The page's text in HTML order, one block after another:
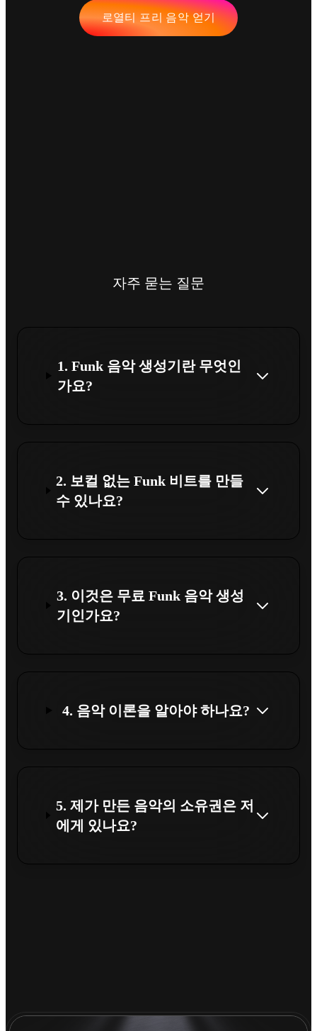
로열티 프리 음악 얻기
자주 묻는 질문
1. Funk 음악 생성기란 무엇인
가요?
2. 보컬 없는 Funk 비트를 만들
수 있나요?
3. 이것은 무료 Funk 음악 생성
기인가요?
4. 음악 이론을 알아야 하나요?
5. 제가 만든 음악의 소유권은 저
에게 있나요?